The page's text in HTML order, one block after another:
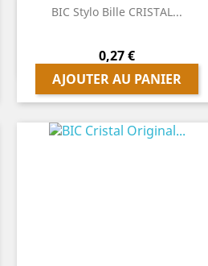
BIC Stylo Bille CRISTAL...
Prix
0,27 €
AJOUTER AU PANIER
 Aperçu rapide